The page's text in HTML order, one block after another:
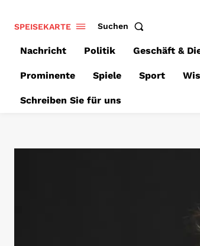
SPEISEKARTE Suchen
Nachricht Politik Geschäft &
Prominente Spiele Sport
Schreiben Sie für uns